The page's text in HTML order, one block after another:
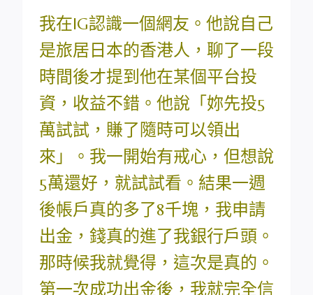
我在IG認識一個網友。他說自己
是旅居日本的香港人，聊了一段
時間後才提到他在某個平台投
資，收益不錯。他說「妳先投5
萬試試，賺了隨時可以領出
來」。我一開始有戒心，但想說
5萬還好，就試試看。結果一週
後帳戶真的多了8千塊，我申請
出金，錢真的進了我銀行戶頭。
那時候我就覺得，這次是真的。
第一次成功出金後，我就完全信